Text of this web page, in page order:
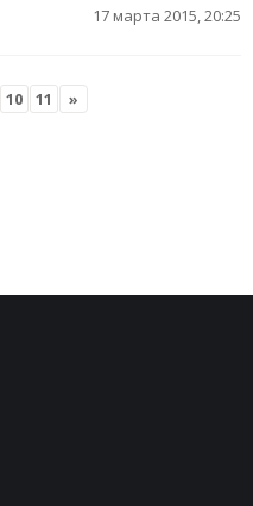
17 марта 2015, 20:25
10 11 »